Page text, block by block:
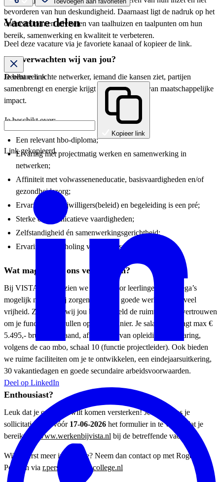
bevorderen van hun deskundigheid. Daarnaast ligt de nadruk op het
ondersteunen en adviseren van taalhuizen en taalpunten om hun
bereik, samenwerking en kwaliteit te verbeteren.
Wat verwachten wij van jou?
Je bent een echte netwerker, iemand die kansen ziet, partijen
samenbrengt en energie krijgt van het creëren van maatschappelijke
impact.
Je beschikt over:
Een relevant hbo-diploma;
Ervaring met projectmatig werken en samenwerking in
netwerken;
Affiniteit met volwasseneneducatie, basisvaardigheden en/of
gezondheidszorg;
Ervaring met vrijwilligers(beleid) en begeleiding is een pré;
Sterke communicatieve vaardigheden;
Zelfstandigheid én samenwerkingsgerichtheid;
Ervaring met scholing van volwassenen is een pré.
Wat mag je van ons verwachten?
Bij VISTA college zien we wat jij voor leerlingen en collega’s
mogelijk maakt. Wij zorgen voor een goede werksfeer en veel
vrijheid. Zo bieden wij jou bijvoorbeeld de ruimte én het vertrouwen
om je functie in te vullen op jouw manier. Je salaris bedraagt max €
5.495,- bruto per maand, afhankelijk van opleiding en ervaring,
volgens de cao mbo, schaal 10 (functie projectleider). Ook bieden
we ruime faciliteiten om je te ontwikkelen, een eindejaarsuitkering,
30 vakantiedagen en goede secundaire arbeidsvoorwaarden.
Enthousiast?
Leuk dat je ons team wilt komen versterken! Je stuurt ons je
sollicitatie door vóór 17-06-2026 het formulier in te vullen dat je
bereikt via
www.werkenbijvista.nl bij de betreffende vacature.
Wil je eerst meer informatie? Neem dan contact op met Roger
Persoon via r.persoon@vistacollege.nl
Vacature delen
Deel deze vacature via je favoriete kanaal of kopieer de link.
Deelbare link
Kopieer link
Link gekopieerd.
Deel op LinkedIn